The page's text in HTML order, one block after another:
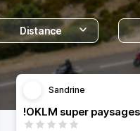
Distance
Sandrine
!OKLM super paysages